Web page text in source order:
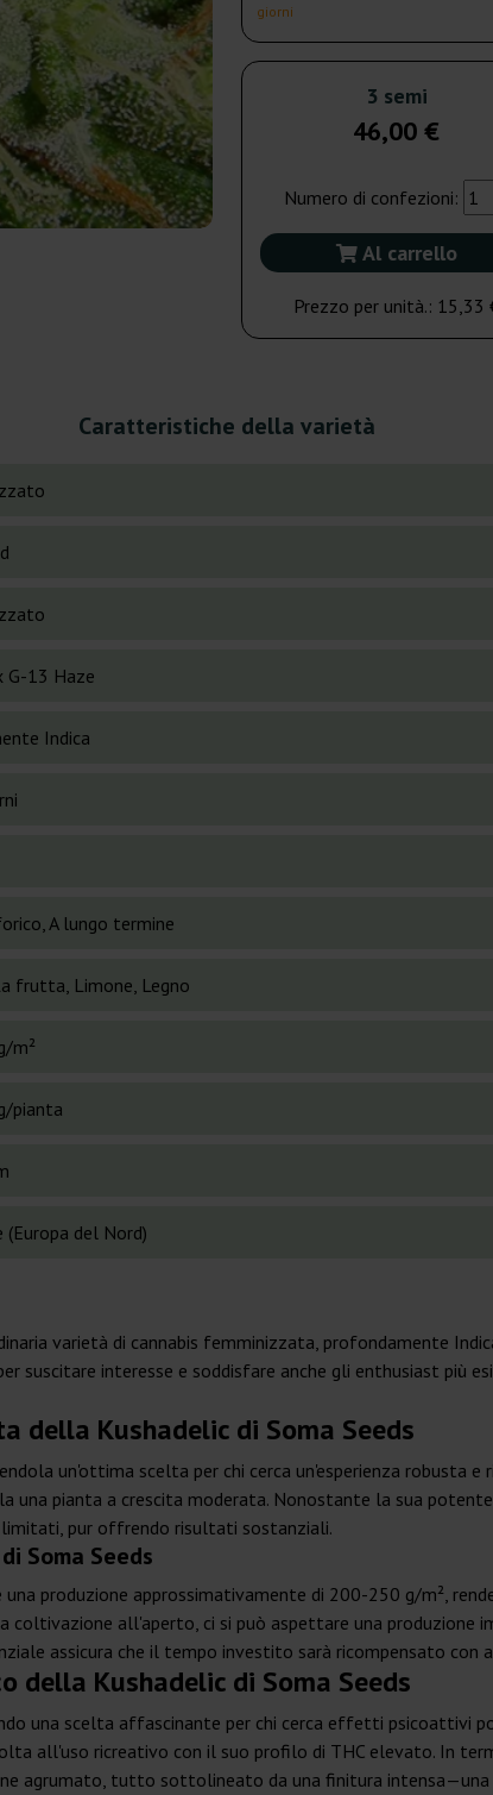
giorni
3 semi
46,00 €
Numero di confezioni:
Al carrello
Prezzo per unità.: 15,33
Caratteristiche della varietà
G-13 Haze
Indica
A lungo termine
frutta, Limone, Legno
m²
pianta
(Europa del Nord)
varietà di cannabis femminizzata, profondamente
suscitare interesse e soddisfare anche gli enthusiast più
della Kushadelic di Soma Seeds
un'ottima scelta per chi cerca un'esperienza robusta
una pianta a crescita moderata. Nonostante la sua
pur offrendo risultati sostanziali.
Soma Seeds
produzione approssimativamente di 200-250 g/m²,
coltivazione all'aperto, ci si può aspettare una produzione
assicura che il tempo investito sarà ricompensato con
della Kushadelic di Soma Seeds
una scelta affascinante per chi cerca effetti psicoattivi
all'uso ricreativo con il suo profilo di THC elevato. In
agrumato, tutto sottolineato da una finitura intensa—una